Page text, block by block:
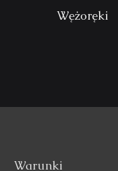
Wężoręki
Warunki